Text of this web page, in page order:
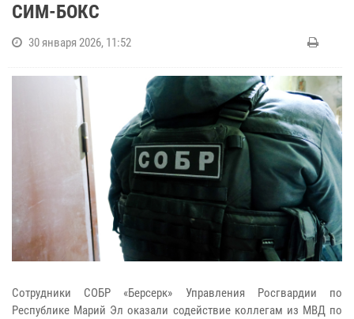
СИМ-БОКС
30 января 2026, 11:52
Сотрудники СОБР «Берсерк» Управления Росгвардии по
Республике Марий Эл оказали содействие коллегам из МВД по